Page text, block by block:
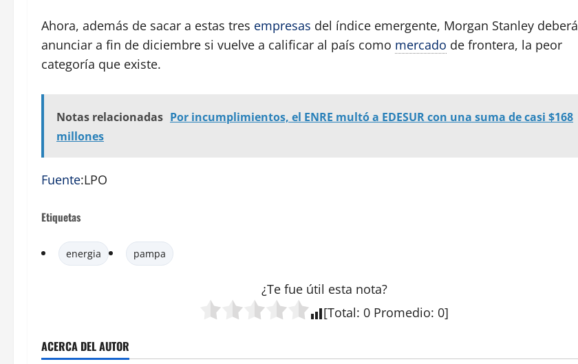
Ahora, además de sacar a estas tres empresas del índice emergente, Morgan Stanley deberá
anunciar a fin de diciembre si vuelve a calificar al país como mercado de frontera, la peor
categoría que existe.
Notas relacionadas Por incumplimientos, el ENRE multó a EDESUR con una suma de casi $168
millones
Fuente:LPO
Etiquetas
energia pampa
¿Te fue útil esta nota?
[Total: 0 Promedio: 0]
ACERCA DEL AUTOR